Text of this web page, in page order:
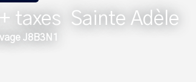
taxes Sainte Adèle
J8B3N1